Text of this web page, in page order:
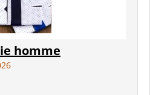
homme